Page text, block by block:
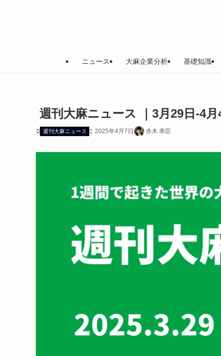
ニュース 大麻企業分析 基礎知識
週刊大麻ニュース ｜3月29日-4月
週刊大麻ニュース 2025年4月7日 赤木 孝臣